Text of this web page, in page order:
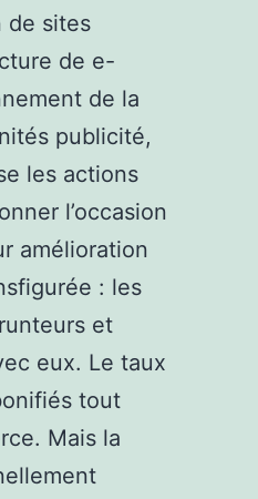
de sites
de e-
de la
publicité,
les actions
l’occasion
amélioration
: les
et
eux. Le taux
tout
Mais la